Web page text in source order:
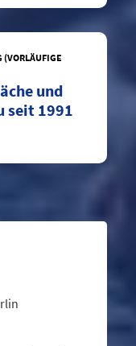
(VORLÄUFIGE
und
seit 1991